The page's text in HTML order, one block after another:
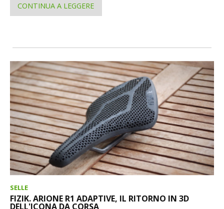
CONTINUA A LEGGERE
SELLE
FIZIK. ARIONE R1 ADAPTIVE, IL RITORNO IN 3D
DELL'ICONA DA CORSA